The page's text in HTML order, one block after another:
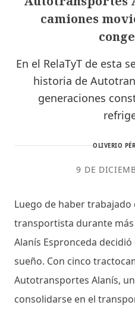
camiones
En el RelaTyT de esta
historia de
generaciones
OLIVERIO
9 DE
Luego de haber
transportista durante más
Alanís Espronceda
sueño. Con cinco
Autotransportes Alanís,
consolidarse en el